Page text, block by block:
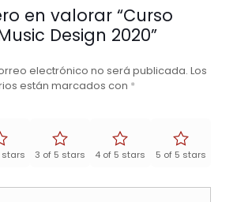
en valorar “Curso
Design 2020”
electrónico no será publicada. Los
están marcados con *
stars 3 of 5 stars 4 of 5 stars 5 of 5 stars